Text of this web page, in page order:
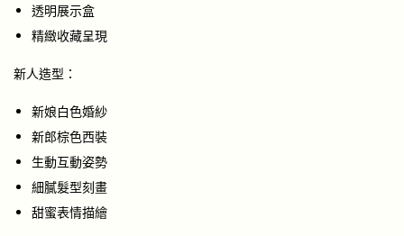
透明展示盒
精緻收藏呈現
新人造型：
新娘白色婚紗
新郎棕色西裝
生動互動姿勢
細膩髮型刻畫
甜蜜表情描繪